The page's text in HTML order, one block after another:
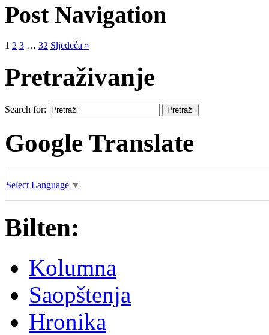
Post Navigation
1 2 3 … 32 Sljedeća »
Pretraživanje
Search for:
Google Translate
Select Language ▼
Bilten:
Kolumna
Saopštenja
Hronika